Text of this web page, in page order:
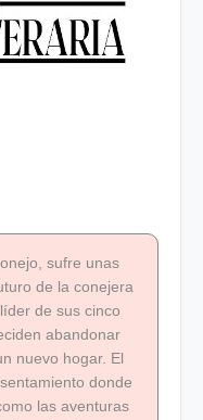
sufre unas
de la conejera
de sus cinco
abandonar
nuevo hogar. El
donde
las aventuras